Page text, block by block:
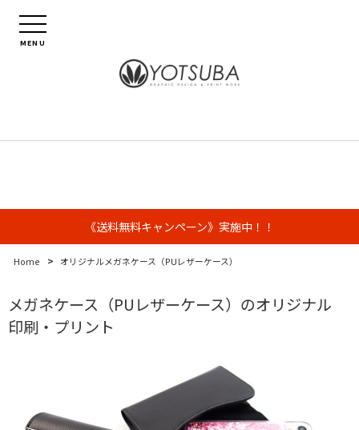
MENU
《送料無料キャンペーン》実施中！！
Home > オリジナルメガネケース（PUレザーケース）
メガネケース（PUレザーケース）のオリジナル
印刷・プリント